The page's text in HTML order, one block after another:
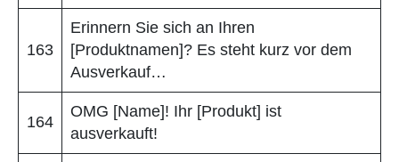
163
Erinnern Sie sich an Ihren
[Produktnamen]? Es steht kurz vor dem
Ausverkauf…
164
OMG [Name]! Ihr [Produkt] ist
ausverkauft!